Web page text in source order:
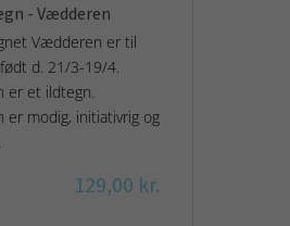
- Vædderen
Vædderen er til
d. 21/3-19/4.
er et ildtegn.
er modig, initiativrig og
129,00 kr.